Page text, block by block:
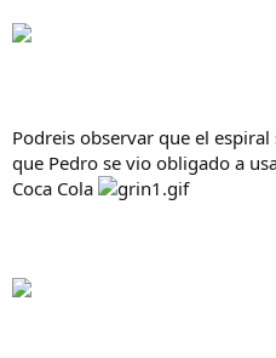
Podreis observar que el
que Pedro se vio obligado a
Coca Cola